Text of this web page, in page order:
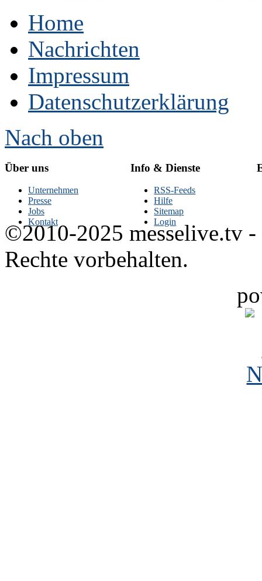
Home
Nachrichten
Impressum
Datenschutzerklärung
Nach oben
Über uns
Unternehmen
Presse
Jobs
Kontakt
Info & Dienste
RSS-Feeds
Hilfe
Sitemap
Login
©2010-2025 messelive.tv -
Rechte vorbehalten.